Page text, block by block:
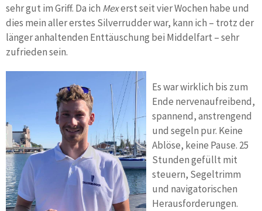
sehr gut im Griff. Da ich Mexerst seit vier Wochen habe und
dies mein aller erstes Silverrudder war, kann ich – trotz der
länger anhaltenden Enttäuschung bei Middelfart – sehr
zufrieden sein.
Es war wirklich bis zum
Ende nervenaufreibend,
spannend, anstrengend
und segeln pur. Keine
Ablöse, keine Pause. 25
Stunden gefüllt mit
steuern, Segeltrimm
und navigatorischen
Herausforderungen.